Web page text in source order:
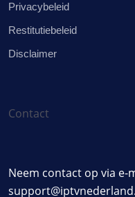
Privacybeleid
Restitutiebeleid
Disclaimer
Contact
Neem contact op via e-